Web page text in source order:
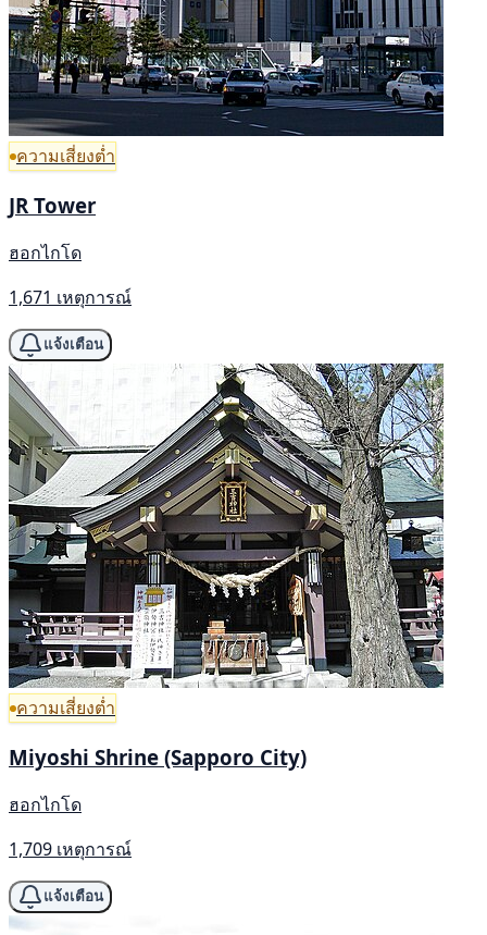
ความเสี่ยงต่ำ
JR Tower
ฮอกไกโด
1,671 เหตุการณ์
แจ้งเตือน
ความเสี่ยงต่ำ
Miyoshi Shrine (Sapporo City)
ฮอกไกโด
1,709 เหตุการณ์
แจ้งเตือน